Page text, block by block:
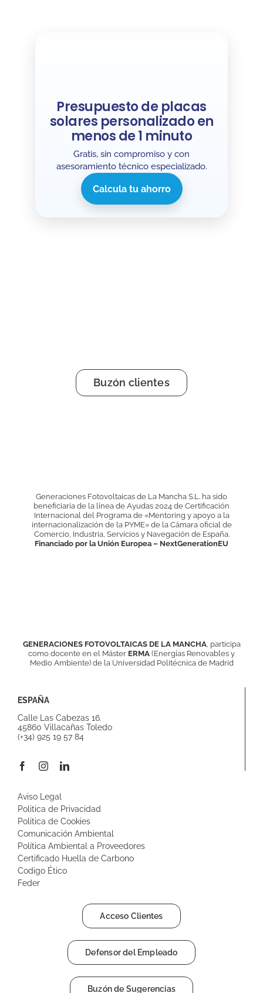
Presupuesto de placas
solares personalizado en
menos de 1 minuto
Gratis, sin compromiso y con
asesoramiento técnico especializado.
Calcula tu ahorro
Buzón clientes
Generaciones Fotovoltaicas de La Mancha S.L. ha sido
beneficiaria de la línea de Ayudas 2024 de Certificación
Internacional del Programa de «Mentoring y apoyo a la
internacionalización de la PYME» de la Cámara oficial de
Comercio, Industria, Servicios y Navegación de España.
Financiado por la Unión Europea – NextGenerationEU
GENERACIONES FOTOVOLTAICAS DE LA MANCHA, participa
como docente en el Máster ERMA (Energías Renovables y
Medio Ambiente) de la Universidad Politécnica de Madrid
ESPAÑA
Calle Las Cabezas 16.
45860 Villacañas Toledo
(+34) 925 19 57 84
Aviso Legal
Politica de Privacidad
Politica de Cookies
Comunicación Ambiental
Política Ambiental a Proveedores
Certificado Huella de Carbono
Codigo Ético
Feder
Acceso Clientes
Defensor del Empleado
Buzón de Sugerencias